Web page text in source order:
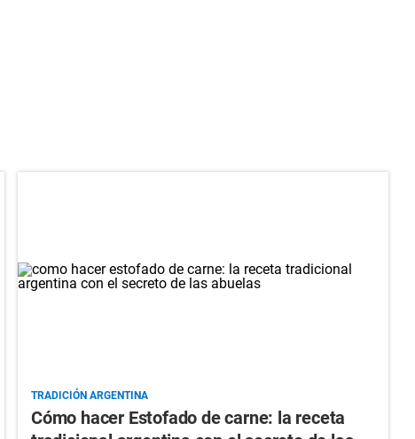
TRADICIÓN ARGENTINA
Cómo hacer Estofado de carne: la receta